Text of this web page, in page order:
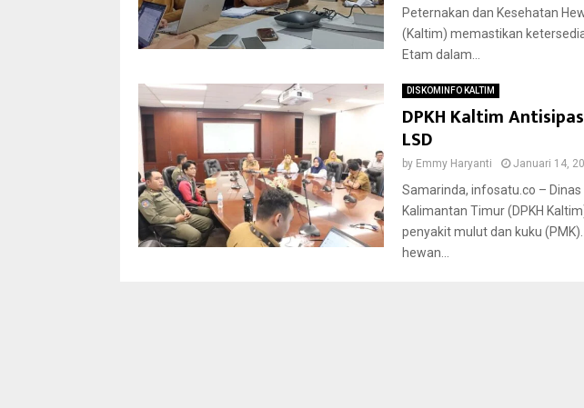
Peternakan dan Kesehatan
(Kaltim) memastikan
Etam dalam...
DISKOMINFO KALTIM
DPKH Kaltim
LSD
by Emmy Haryanti Januari 14,
Samarinda, infosatu.co –
Kalimantan Timur (DPKH
penyakit mulut dan kuku
hewan...